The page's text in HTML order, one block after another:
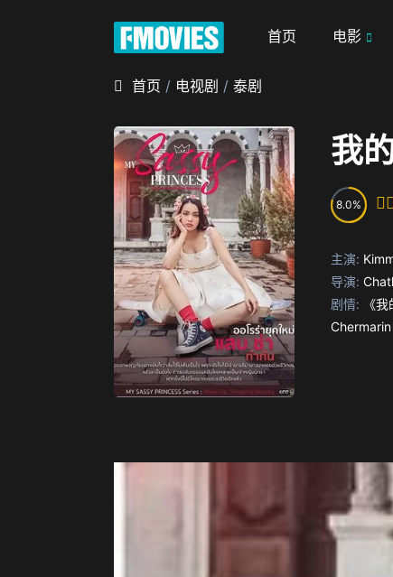
首页 电影
首页 / 电视剧 / 泰剧
我
8.0
主演:
导演:
剧情: 《